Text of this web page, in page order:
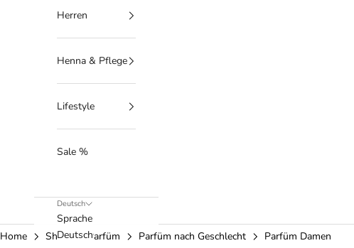
Herren
Henna & Pflege
Lifestyle
Sale %
Deutsch
Sprache
Deutsch
Home Shop Parfüm Parfüm nach Geschlecht
Parfüm Damen